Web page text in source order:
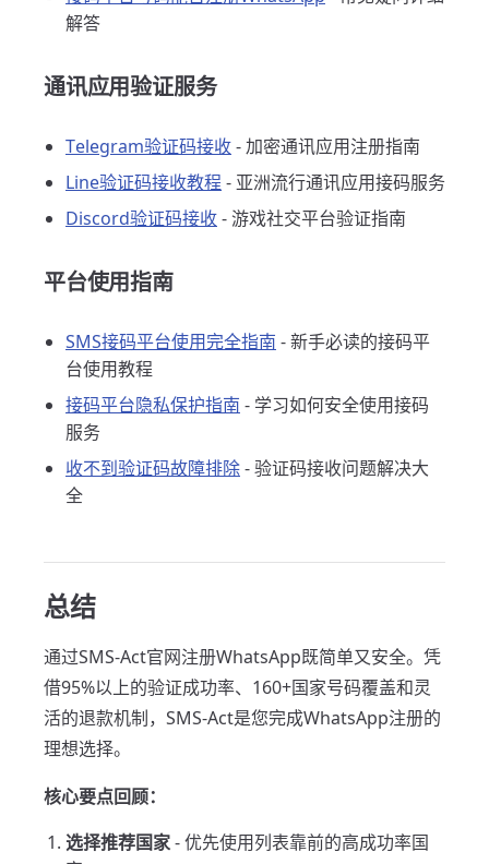
解答
通讯应用验证服务
Telegram验证码接收- 加密通讯应用注册指南
Line验证码接收教程 - 亚洲流行通讯应用接码服务
Discord验证码接收- 游戏社交平台验证指南
平台使用指南
SMS接码平台使用完全指南 - 新手必读的接码平
台使用教程
接码平台隐私保护指南 - 学习如何安全使用接码
服务
收不到验证码故障排除- 验证码接收问题解决大
全
总结
通过SMS-Act官网注册WhatsApp既简单又安全。凭
借95%以上的验证成功率、160+国家号码覆盖和灵
活的退款机制，SMS-Act是您完成WhatsApp注册的
理想选择。
核心要点回顾：
选择推荐国家- 优先使用列表靠前的高成功率国